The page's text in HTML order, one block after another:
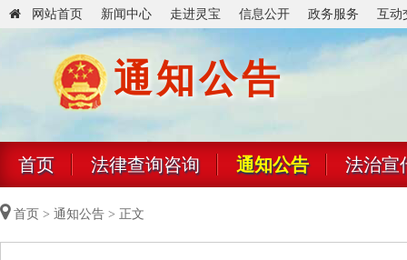
网站首页 新闻中心 走进灵宝 信息公开 政务服务 互动
通知公告
首页 法律查询咨询 通知公告 法治宣
首页 > 通知公告 > 正文